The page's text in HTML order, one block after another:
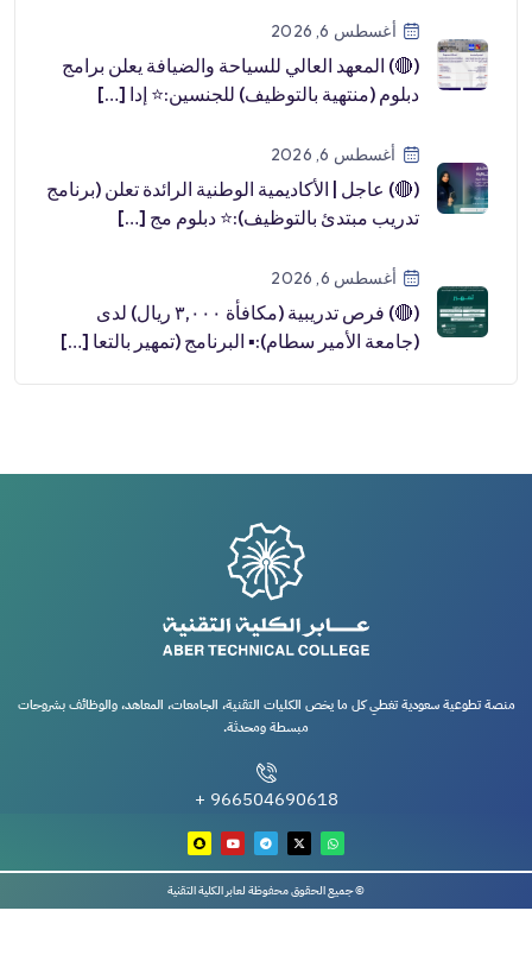
أغسطس 6, 2026
(🔴) المعهد العالي للسياحة والضيافة يعلن برامج
دبلوم (منتهية بالتوظيف) للجنسين:⭐️ إدا […]
أغسطس 6, 2026
(🔴) عاجل | الأكاديمية الوطنية الرائدة تعلن (برنامج
تدريب مبتدئ بالتوظيف):⭐️ دبلوم مج […]
أغسطس 6, 2026
(🔴) فرص تدريبية (مكافأة ٣,٠٠٠ ريال) لدى
(جامعة الأمير سطام):▪️ البرنامج (تمهير بالتعا […]
منصة تطوعية سعودية تغطي كل ما يخص الكليات التقنية، الجامعات، المعاهد، والوظائف بشروحات
مبسطة ومحدثة.
966504690618 +
© جميع الحقوق محفوظة لعابر الكلية التقنية